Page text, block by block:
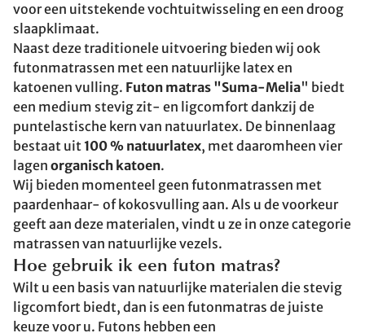
voor een uitstekende vochtuitwisseling en een droog
slaapklimaat.
Naast deze traditionele uitvoering bieden wij ook
futonmatrassen met een natuurlijke latex en
katoenen vulling. Futon matras "Suma-Melia" biedt
een medium stevig zit- en ligcomfort dankzij de
puntelastische kern van natuurlatex. De binnenlaag
bestaat uit 100 % natuurlatex, met daaromheen vier
lagen organisch katoen.
Wij bieden momenteel geen futonmatrassen met
paardenhaar- of kokosvulling aan. Als u de voorkeur
geeft aan deze materialen, vindt u ze in onze categorie
matrassen van natuurlijke vezels.
Hoe gebruik ik een futon matras?
Wilt u een basis van natuurlijke materialen die stevig
ligcomfort biedt, dan is een futonmatras de juiste
keuze voor u. Futons hebben een